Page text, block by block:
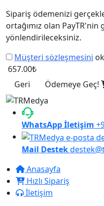
Sipariş ödemenizi
ortağımız olan
yönlendirileceksiniz.
Müşteri sözleşmesini
657.00₺
Geri
Ödemeye Geç!
WhatsApp İletişim
Mail Destek
Anasayfa
Hızlı Sipariş
İletişim